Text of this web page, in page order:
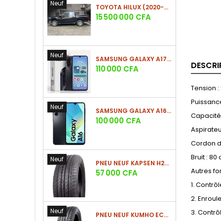
Neuf TOYOTA HILUX (2020-2021)
Prix
15 500 000 CFA
Neuf SAMSUNG GALAXY A17 (4GO/128GO)
Prix
110 000 CFA
Neuf SAMSUNG GALAXY A16 4G (4GO/128GO)
Prix
100 000 CFA
Neuf PNEU NEUF KAPSEN H202 225/60 R18 100H
Prix
57 000 CFA
Neuf PNEU NEUF KUMHO ECSTA HS52 225/60 R17 99V
Tension :
Cordon
Bruit : 80
Autres
1.
2.
3.